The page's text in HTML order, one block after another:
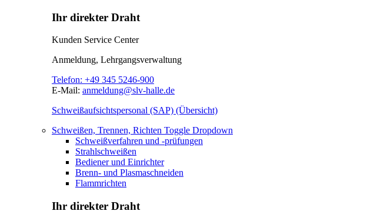
Ihr direkter Draht
Kunden Service Center
Anmeldung, Lehrgangsverwaltung
Telefon: +49 345 5246-900
E-Mail: anmeldung@slv-halle.de
Schweißaufsichtspersonal (SAP) (Übersicht)
Schweißen, Trennen, Richten Toggle Dropdown
Schweißverfahren und -prüfungen
Strahlschweißen
Bediener und Einrichter
Brenn- und Plasmaschneiden
Flammrichten
Ihr direkter Draht